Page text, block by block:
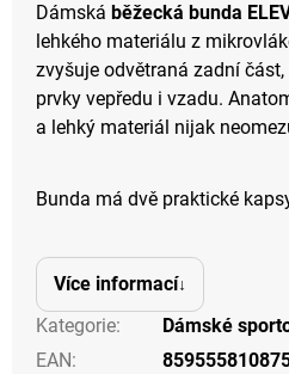
Dámská běžecká bunda
lehkého materiálu z
zvyšuje odvětraná zadní
prvky vepředu i vzadu.
a lehký materiál nijak
Bunda má dvě praktické
Více informací
Kategorie:
Dámské
EAN: